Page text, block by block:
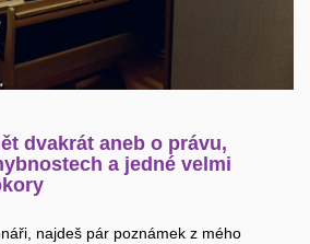
dvakrát aneb o právu,
a jedné velmi
najdeš pár poznámek z mého